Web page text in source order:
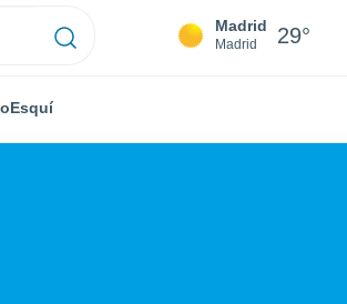
Madrid
Madrid 29°
Esquí